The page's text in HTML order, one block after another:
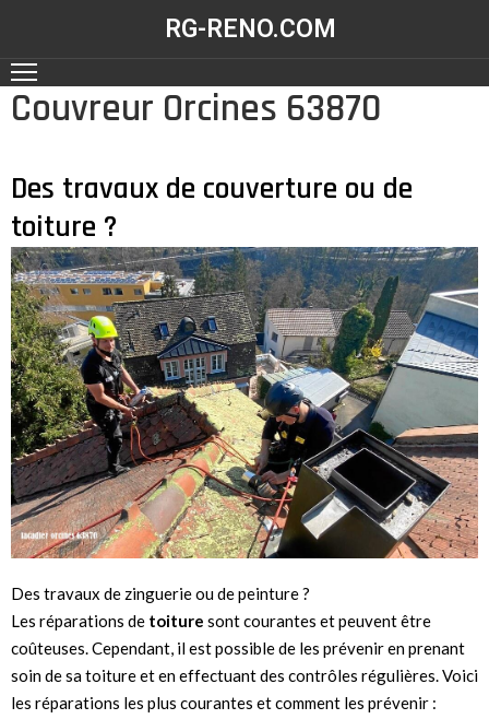
RG-RENO.COM
ACCUEIL
NOS
SERVICES
CONTACT
Couvreur Orcines 63870
Des travaux de couverture ou de
toiture ?
Des travaux de zinguerie ou de peinture ?
Les réparations de toiture sont courantes et peuvent être
coûteuses. Cependant, il est possible de les prévenir en prenant
soin de sa toiture et en effectuant des contrôles régulières. Voici
les réparations les plus courantes et comment les prévenir :